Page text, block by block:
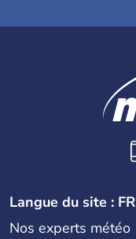
Langue du site : FR
Nos experts météo